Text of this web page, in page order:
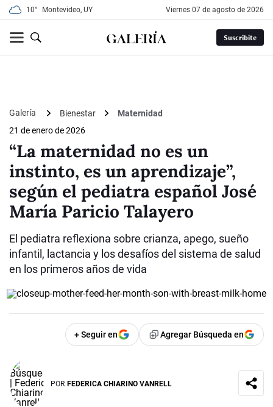
10° Montevideo, UY viernes 07 de agosto de 2026
Suscribite
Galería Bienestar
Maternidad
21 de enero de 2026
“La maternidad no es un
instinto, es un aprendizaje”,
según el pediatra español José
María Paricio Talayero
El pediatra reflexiona sobre crianza, apego, sueño
infantil, lactancia y los desafíos del sistema de salud
en los primeros años de vida
+ Seguir en Agregar Búsqueda en
POR FEDERICA CHIARINO VANRELL